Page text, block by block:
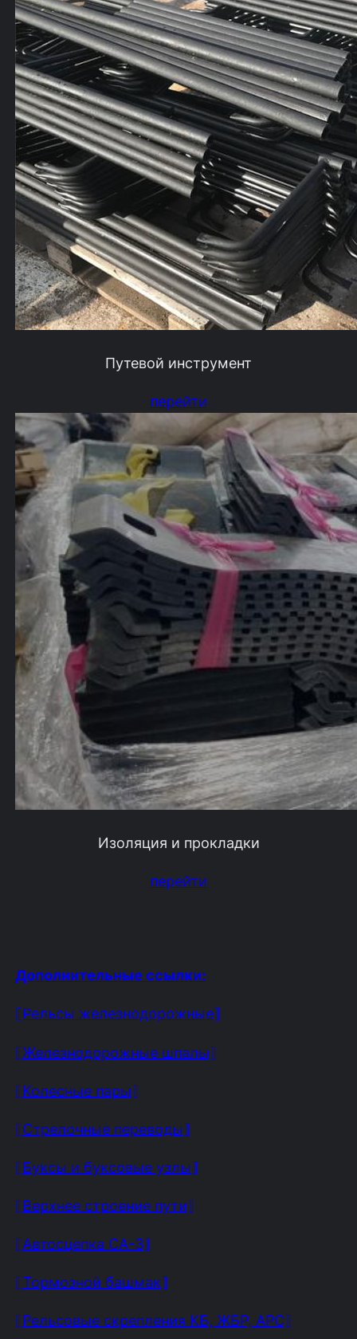
Путевой инструмент
перейти
Изоляция и прокладки
перейти
Дополнительные ссылки:
⟦Рельсы железнодорожные⟧
⟦Железнодорожные шпалы⟧
⟦Колесные пары⟧
⟦Стрелочные переводы⟧
⟦Буксы и буксовые узлы⟧
⟦Верхнее строение пути⟧
⟦Автосцепка СА-3⟧
⟦Тормозной башмак⟧
⟦Рельсовые скрепления КБ, ЖБР, АРС⟧